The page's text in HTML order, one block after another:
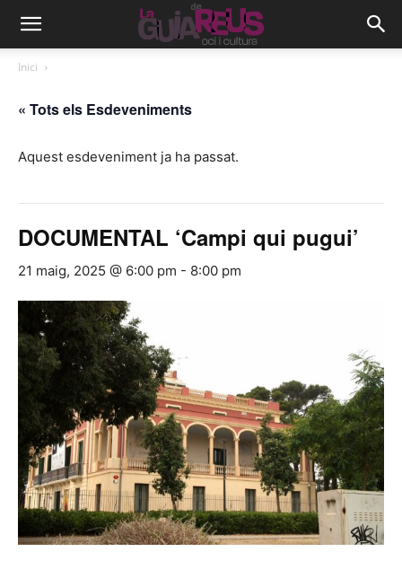
Inici
« Tots els Esdeveniments
Aquest esdeveniment ja ha passat.
DOCUMENTAL ‘Campi qui pugui’
21 maig, 2025 @ 6:00 pm - 8:00 pm